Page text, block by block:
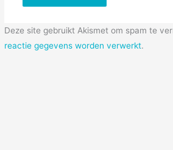
Deze site gebruikt Akismet om spam te
reactie gegevens worden verwerkt.